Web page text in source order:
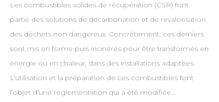
Les combustibles solides de récupération (CSR) font
partie des solutions de décarbonation et de revalorisation
des déchets non dangereux. Concrètement, ces derniers
sont mis en forme puis incinérés pour être transformés en
énergie ou en chaleur, dans des installations adaptées.
L’utilisation et la préparation de ces combustibles font
l’objet d’une réglementation qui a été modifiée…